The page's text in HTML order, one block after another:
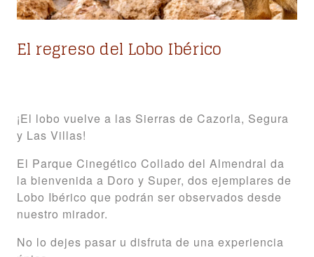
El regreso del Lobo Ibérico
¡El lobo vuelve a las Sierras de Cazorla, Segura
y Las Villas!
El Parque Cinegético Collado del Almendral da
la bienvenida a Doro y Super, dos ejemplares de
Lobo Ibérico que podrán ser observados desde
nuestro mirador.
No lo dejes pasar u disfruta de una experiencia